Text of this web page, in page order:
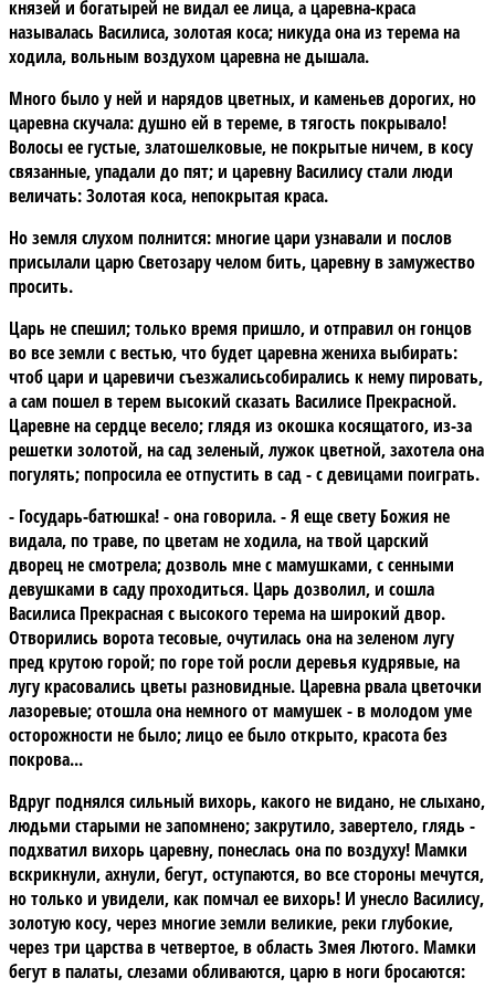
князей и богатырей не видал ее лица, а царевна-краса
называлась Василиса, золотая коса; никуда она из терема на
ходила, вольным воздухом царевна не дышала.
Много было у ней и нарядов цветных, и каменьев дорогих, но
царевна скучала: душно ей в тереме, в тягость покрывало!
Волосы ее густые, златошелковые, не покрытые ничем, в косу
связанные, упадали до пят; и царевну Василису стали люди
величать: Золотая коса, непокрытая краса.
Но земля слухом полнится: многие цари узнавали и послов
присылали царю Светозару челом бить, царевну в замужество
просить.
Царь не спешил; только время пришло, и отправил он гонцов
во все земли с вестью, что будет царевна жениха выбирать:
чтоб цари и царевичи съезжалисьсобирались к нему пировать,
а сам пошел в терем высокий сказать Василисе Прекрасной.
Царевне на сердце весело; глядя из окошка косящатого, из-за
решетки золотой, на сад зеленый, лужок цветной, захотела она
погулять; попросила ее отпустить в сад - с девицами поиграть.
- Государь-батюшка! - она говорила. - Я еще свету Божия не
видала, по траве, по цветам не ходила, на твой царский
дворец не смотрела; дозволь мне с мамушками, с сенными
девушками в саду проходиться. Царь дозволил, и сошла
Василиса Прекрасная с высокого терема на широкий двор.
Отворились ворота тесовые, очутилась она на зеленом лугу
пред крутою горой; по горе той росли деревья кудрявые, на
лугу красовались цветы разновидные. Царевна рвала цветочки
лазоревые; отошла она немного от мамушек - в молодом уме
осторожности не было; лицо ее было открыто, красота без
покрова...
Вдруг поднялся сильный вихорь, какого не видано, не слыхано,
людьми старыми не запомнено; закрутило, завертело, глядь -
подхватил вихорь царевну, понеслась она по воздуху! Мамки
вскрикнули, ахнули, бегут, оступаются, во все стороны мечутся,
но только и увидели, как помчал ее вихорь! И унесло Василису,
золотую косу, через многие земли великие, реки глубокие,
через три царства в четвертое, в область Змея Лютого. Мамки
бегут в палаты, слезами обливаются, царю в ноги бросаются: